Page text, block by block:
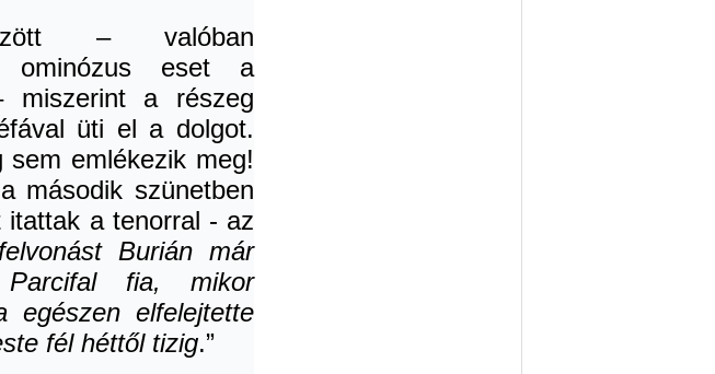
– valóban
ominózus eset a
miszerint a részeg
üti el a dolgot.
sem emlékezik meg!
második szünetben
itattak a tenorral - az
Burián már
fia, mikor
egészen elfelejtette
fél héttől tizig.”